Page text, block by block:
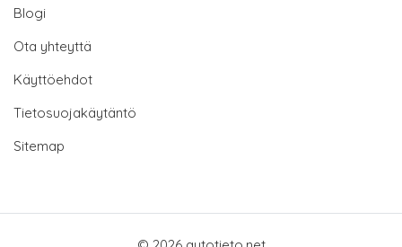
Blogi
Ota yhteyttä
Käyttöehdot
Tietosuojakäytäntö
Sitemap